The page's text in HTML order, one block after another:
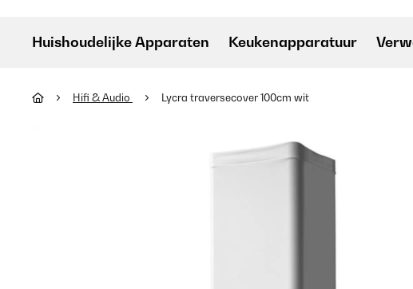
Huishoudelijke Apparaten Keukenapparatuur
Hifi & Audio Lycra traversecover 100cm wit